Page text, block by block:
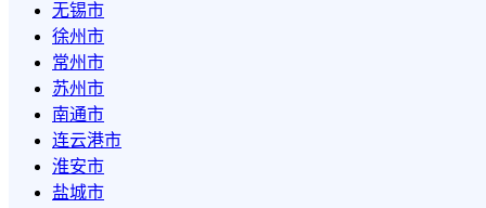
无锡市
徐州市
常州市
苏州市
南通市
连云港市
淮安市
盐城市